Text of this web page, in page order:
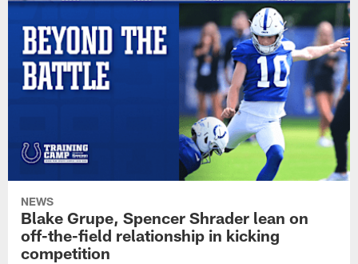
NEWS
Blake Grupe, Spencer Shrader lean on
off-the-field relationship in kicking
competition